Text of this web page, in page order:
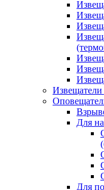
Извещатели
Для
Для